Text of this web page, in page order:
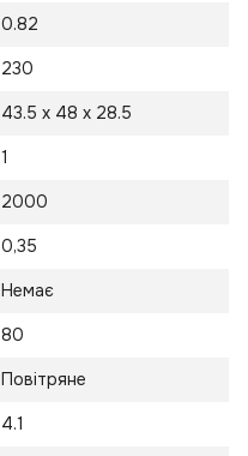
0.82
230
43.5 х 48 х 28.5
1
2000
0,35
Немає
80
Повітряне
4.1